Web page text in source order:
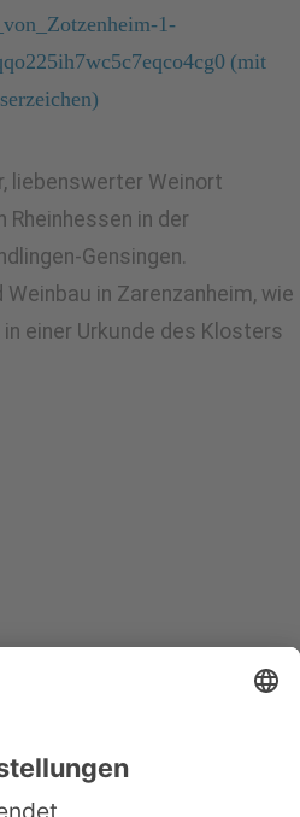
liebenswerter Weinort
Rheinhessen in der
Gensingen.
in Zarenzanheim, wie
einer Urkunde des Klosters